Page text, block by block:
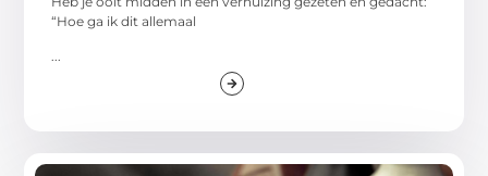
“Hoe ga ik dit allemaal
...